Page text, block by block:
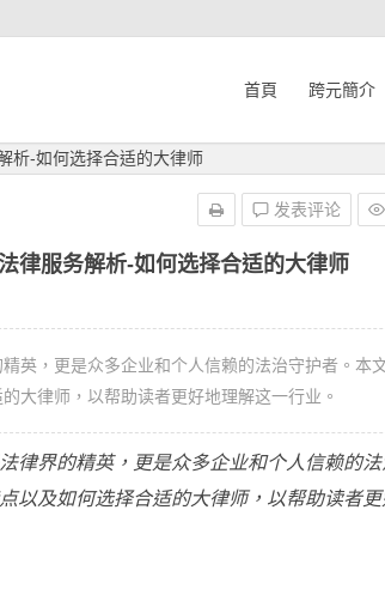
首頁 跨元簡介
析-如何选择合适的大律师
律服务解析-如何选择合适的大律师
发表评论
英，更是众多企业和个人信赖的法治守护者。本
大律师，以帮助读者更好地理解这一行业。
律界的精英，更是众多企业和个人信赖的
以及如何选择合适的大律师，以帮助读者